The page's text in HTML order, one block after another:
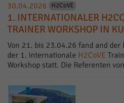
30.04.2026 H2CoVE
1. INTERNATIONALER
TRAINER WORKSHOP IN
Von 21. bis 23.04.26 fand and
der 1. internationale H2CoVE
Workshop statt. Die Referenten